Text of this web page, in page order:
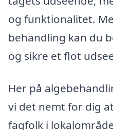
og funktionalitet.
behandling kan du
og sikre et flot
Her på
vi det nemt for dig
fagfolk i